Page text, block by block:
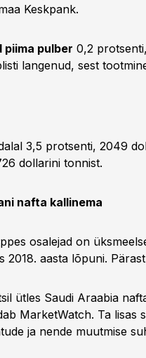
Keskpank.
piima pulber 0,2
langenud, sest
3,5 protsenti, 2049
dollarini tonnist.
nafta kallinema
osalejad on
2018. aasta lõpuni.
ütles Saudi Araabia
MarketWatch. Ta lisas
ja nende muutmise